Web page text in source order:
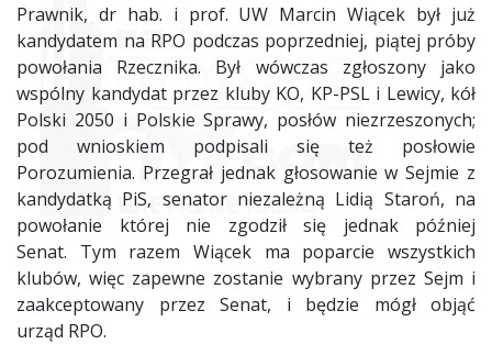
Prawnik, dr hab. i prof. UW Marcin Wiącek był już
kandydatem na RPO podczas poprzedniej, piątej próby
powołania Rzecznika. Był wówczas zgłoszony jako
wspólny kandydat przez kluby KO, KP-PSL i Lewicy, kół
Polski 2050 i Polskie Sprawy, posłów niezrzeszonych;
pod wnioskiem podpisali się też posłowie
Porozumienia. Przegrał jednak głosowanie w Sejmie z
kandydatką PiS, senator niezależną Lidią Staroń, na
powołanie której nie zgodził się jednak później
Senat. Tym razem Wiącek ma poparcie wszystkich
klubów, więc zapewne zostanie wybrany przez Sejm i
zaakceptowany przez Senat, i będzie mógł objąć
urząd RPO.